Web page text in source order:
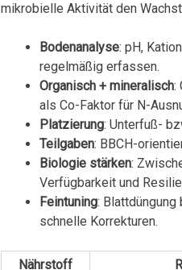
mikrobielle Aktivität den
Bodenanalyse: pH,
regelmäßig erfassen.
Organisch + mineralisch:
als Co-Faktor für N-
Platzierung: Unterfuß-
Teilgaben: BBCH-
Biologie stärken:
Verfügbarkeit und
Feintuning:
schnelle Korrekturen.
Nährstoff